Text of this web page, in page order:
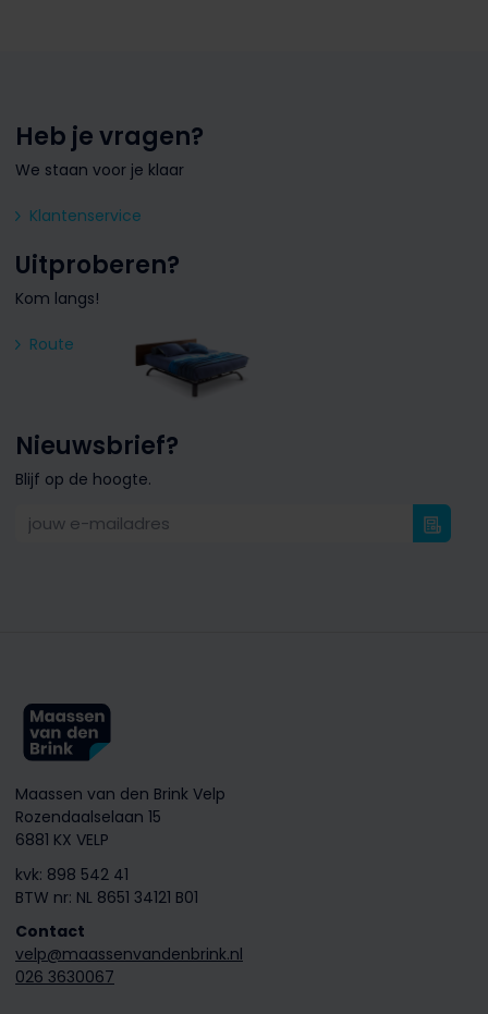
Heb je vragen?
We staan voor je klaar
Klantenservice
Uitproberen?
Kom langs!
Route
Nieuwsbrief?
Blijf op de hoogte.
jouw e-mailadres
Maassen van den Brink Velp
Rozendaalselaan 15
6881 KX VELP
kvk: 898 542 41
BTW nr: NL 8651 34121 B01
Contact
velp@maassenvandenbrink.nl
026 3630067